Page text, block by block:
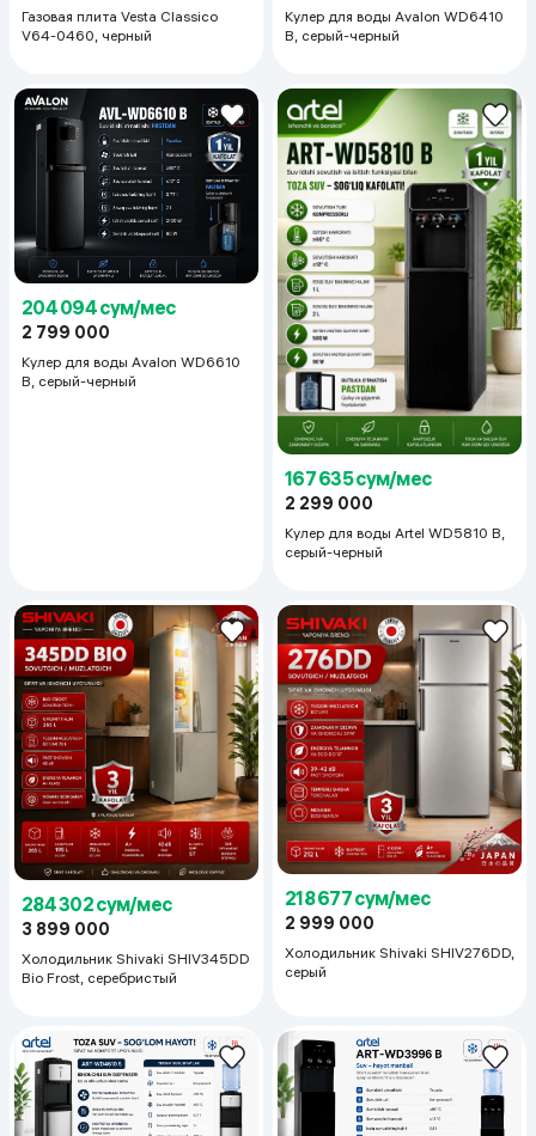
Газовая плита Vesta Classico
V64-0460, черный
Кулер для воды Avalon WD6410
B, серый-черный
204 094 сум/мес
2 799 000
Кулер для воды Avalon WD6610
B, серый-черный
167 635 сум/мес
2 299 000
Кулер для воды Artel WD5810 B,
серый-черный
284 302 сум/мес
3 899 000
Холодильник Shivaki SHIV345DD
Bio Frost, серебристый
218 677 сум/мес
2 999 000
Холодильник Shivaki SHIV276DD,
серый